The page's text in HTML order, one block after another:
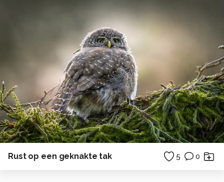
Rust op een geknakte tak 5 0